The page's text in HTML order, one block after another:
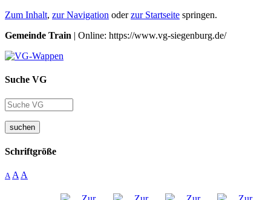
Zum Inhalt, zur Navigation oderzur Startseite springen.
Gemeinde Train | Online: https://www.vg-siegenburg.de/
Suche VG
suchen
Schriftgröße
A A A